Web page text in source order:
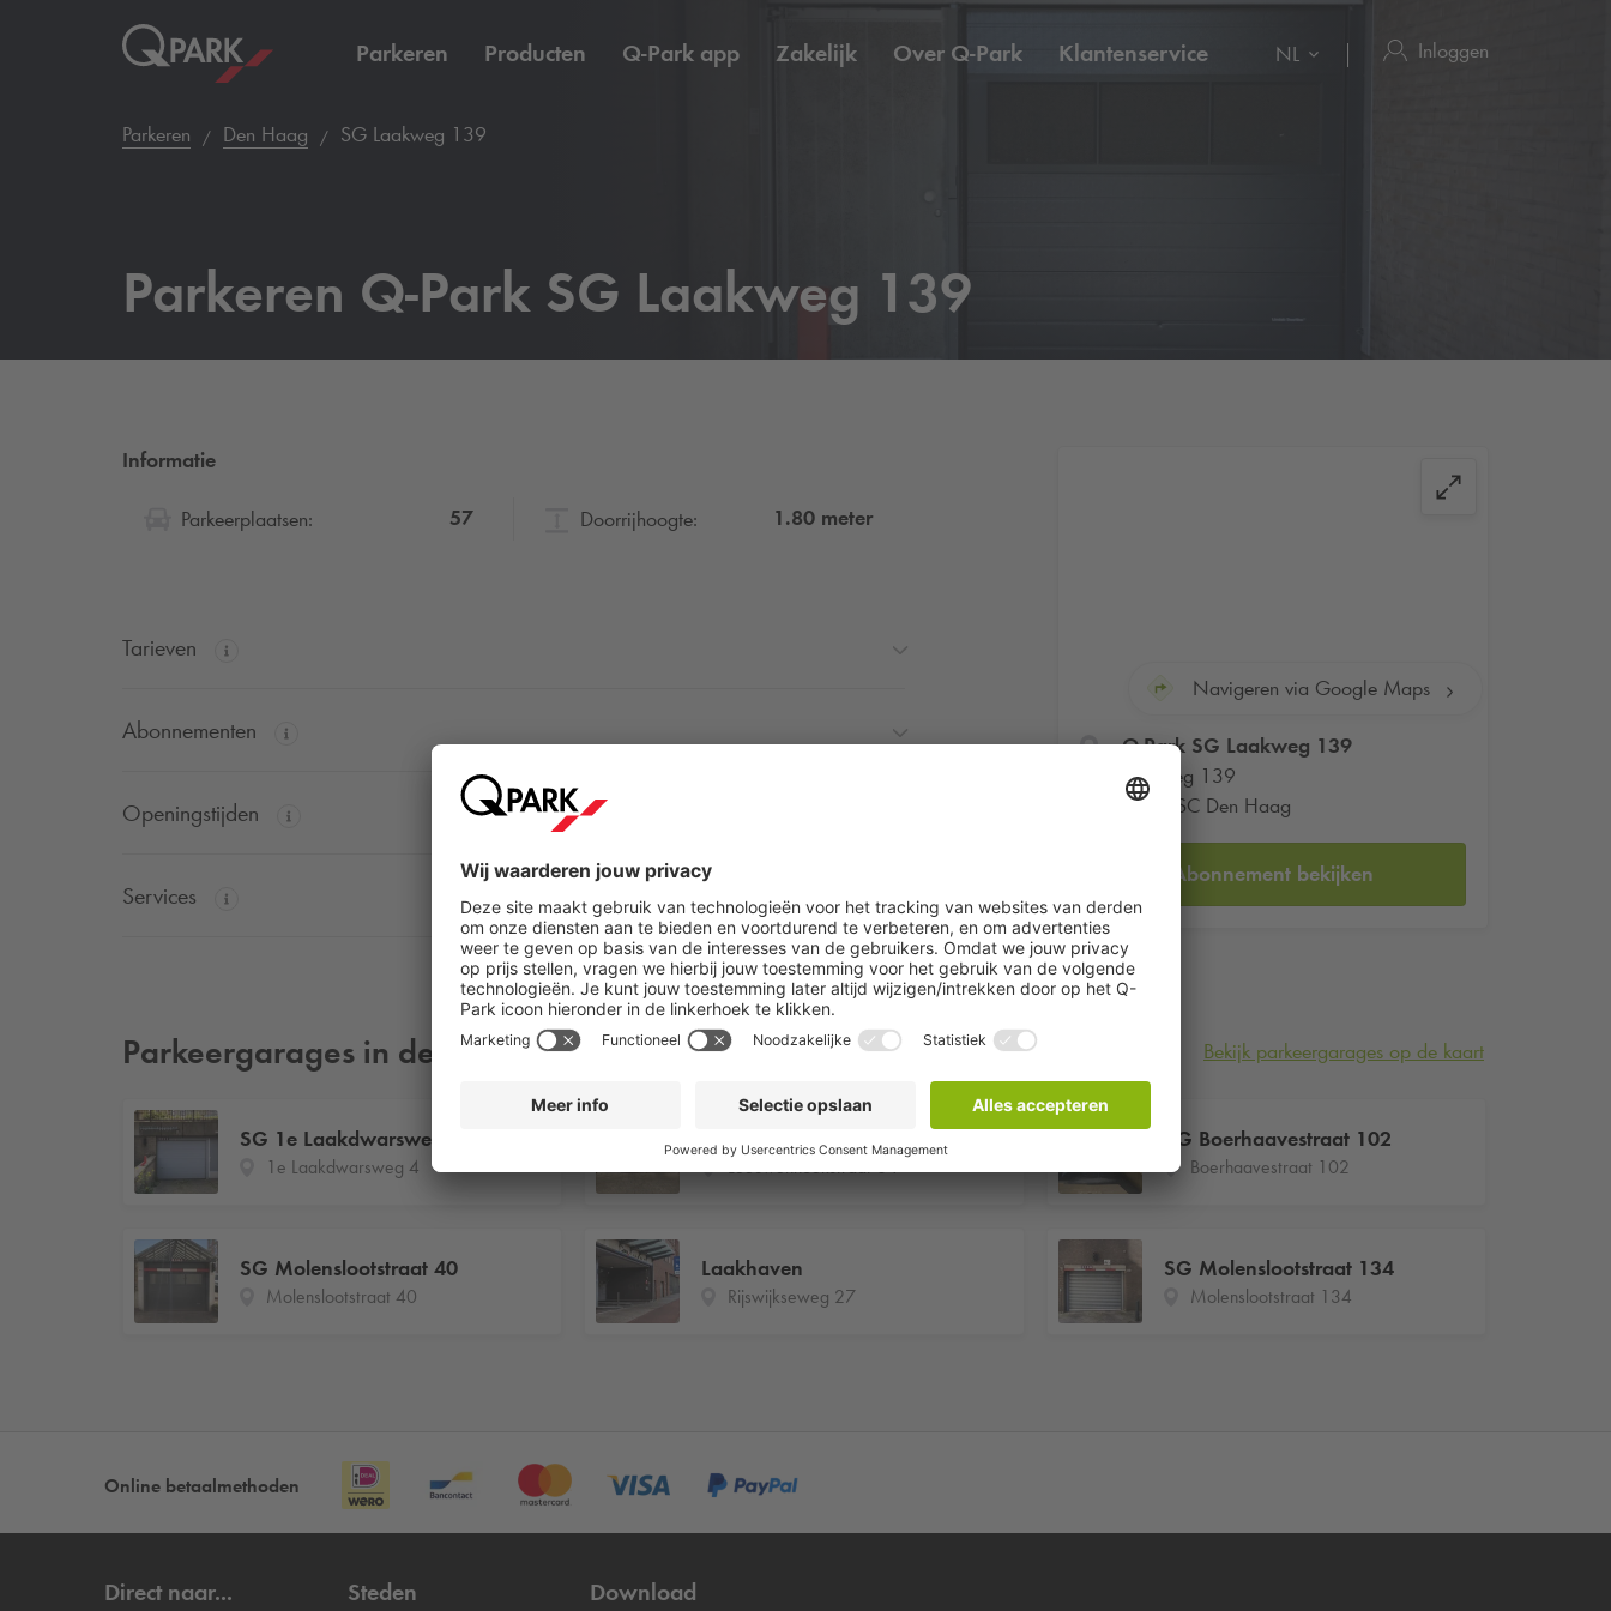
Parkeren Producten Q-Park app Zakelijk Over Q-Park Klantenservice NL Inloggen
Parkeren Den Haag SG Laakweg 139
Parkeren Q-Park SG Laakweg 139
Navigeren via Google Maps
Q-ParkSG Laakweg 139
Laakweg 139
2521 SC Den Haag
Abonnement bekijken
Informatie
Parkeerplaatsen: 57 Doorrijhoogte: 1.80 meter
Tarieven
Abonnementen
Openingstijden
Services
Parkeergarages in de buurt Bekijk parkeergarages op de kaart
SG 1e Laakdwarsweg 4
1e Laakdwarsweg 4
SG Molenslootstraat 40
Molenslootstraat 40
SG Leeuwenhoekstraat 84
Laakhaven
Rijswijkseweg 27
SG Boerhaavestraat 102
Boerhaavestraat 102
SG Molenslootstraat 134
Molenslootstraat 134
Online betaalmethoden
Direct naar... Steden Download